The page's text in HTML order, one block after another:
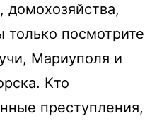
домохозяйства,
посмотрите
Мариуполя и
Кто
преступления,